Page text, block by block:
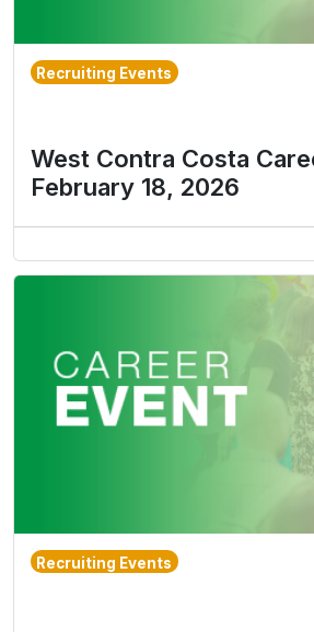
Recruiting Events
West Contra Costa
February 18, 2026
Recruiting Events